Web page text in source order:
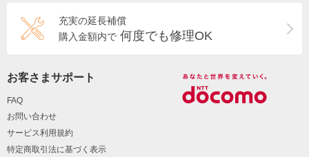
充実の延長補償
購入金額内で 何度でも修理OK
お客さまサポート
FAQ
お問い合わせ
サービス利用規約
特定商取引法に基づく表示